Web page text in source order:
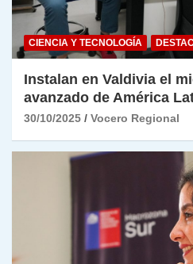
CIENCIA Y TECNOLOGÍA
Instalan en Valdivia el
avanzado de América
30/10/2025 Vocero Regional